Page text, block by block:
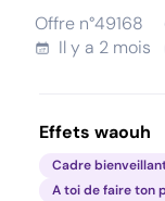
Offre n°49168
Il y a 2 mois
Effets waouh
Cadre
A toi de faire ton